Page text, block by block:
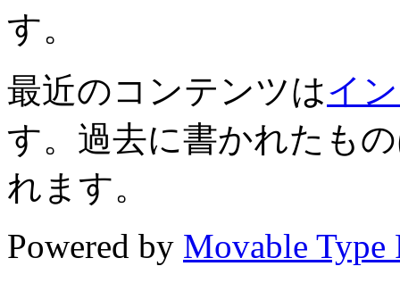
す。
最近のコンテンツはイ
す。過去に書かれたも
れます。
Powered by Movable Type